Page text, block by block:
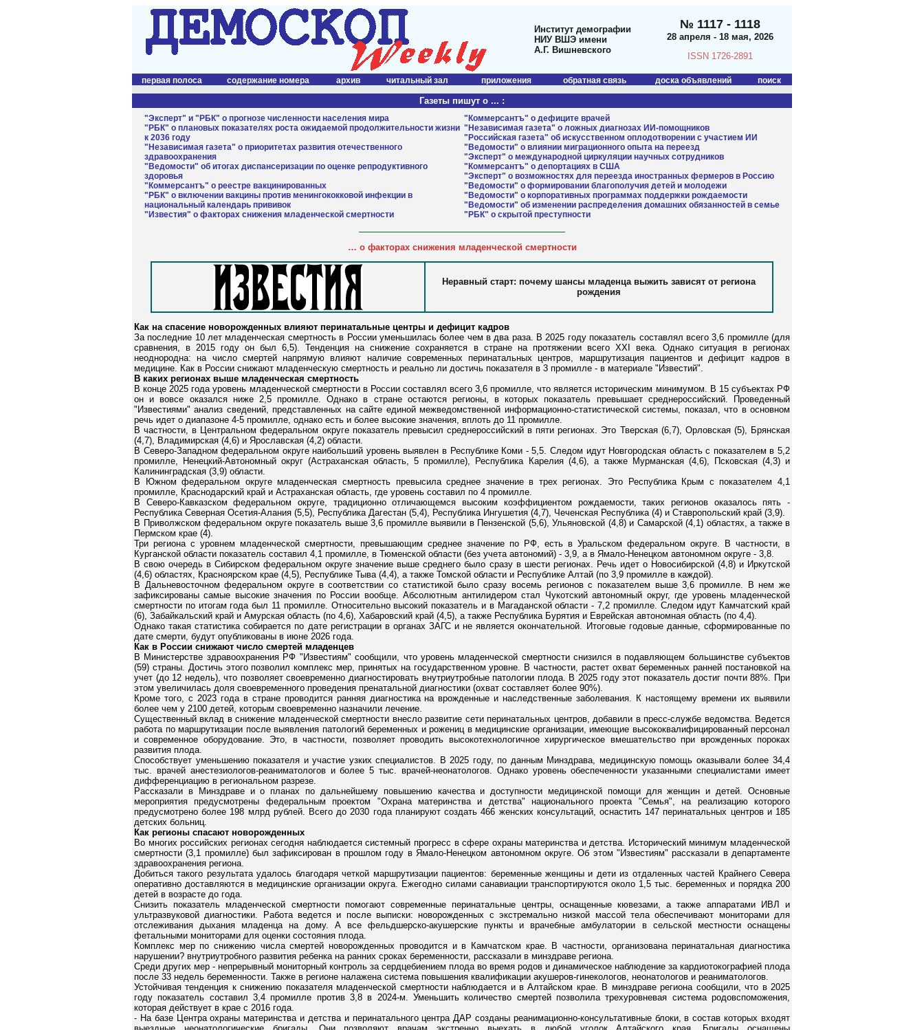
Институт демографии
НИУ ВШЭ имени
А.Г. Вишневского
№ 1117 - 1118
28 апреля - 18 мая, 2026
ISSN 1726-2891
первая полоса содержание номера архив читальный зал приложения обратная связь доска объявлений поиск
Газеты пишут о ... :
"Эксперт" и "РБК" о прогнозе численности населения мира
"РБК" о плановых показателях роста ожидаемой продолжительности жизни
к 2036 году
"Независимая газета" о приоритетах развития отечественного
здравоохранения
"Ведомости" об итогах диспансеризации по оценке репродуктивного
здоровья
"Коммерсантъ" о реестре вакцинированных
"РБК" о включении вакцины против менингококковой инфекции в
национальный календарь прививок
"Известия" о факторах снижения младенческой смертности
"Коммерсантъ" о дефиците врачей
"Независимая газета" о ложных диагнозах ИИ-помощников
"Российская газета" об искусственном оплодотворении с участием ИИ
"Ведомости" о влиянии миграционного опыта на переезд
"Эксперт" о международной циркуляции научных сотрудников
"Коммерсантъ" о депортациях в США
"Эксперт" о возможностях для переезда иностранных фермеров в Россию
"Ведомости" о формировании благополучия детей и молодежи
"Ведомости" о корпоративных программах поддержки рождаемости
"Ведомости" об изменении распределения домашних обязанностей в семье
"РБК" о скрытой преступности
… о факторах снижения младенческой смертности
Неравный старт: почему шансы младенца выжить зависят от региона
рождения
Как на спасение новорожденных влияют перинатальные центры и дефицит кадров
За последние 10 лет младенческая смертность в России уменьшилась более чем в два раза. В 2025 году показатель составлял всего 3,6 промилле (для
сравнения, в 2015 году он был 6,5). Тенденция на снижение сохраняется в стране на протяжении всего XXI века. Однако ситуация в регионах
неоднородна: на число смертей напрямую влияют наличие современных перинатальных центров, маршрутизация пациентов и дефицит кадров в
медицине. Как в России снижают младенческую смертность и реально ли достичь показателя в 3 промилле - в материале "Известий".
В каких регионах выше младенческая смертность
В конце 2025 года уровень младенческой смертности в России составлял всего 3,6 промилле, что является историческим минимумом. В 15 субъектах РФ
он и вовсе оказался ниже 2,5 промилле. Однако в стране остаются регионы, в которых показатель превышает среднероссийский. Проведенный
"Известиями" анализ сведений, представленных на сайте единой межведомственной информационно-статистической системы, показал, что в основном
речь идет о диапазоне 4-5 промилле, однако есть и более высокие значения, вплоть до 11 промилле.
В частности, в Центральном федеральном округе показатель превысил среднероссийский в пяти регионах. Это Тверская (6,7), Орловская (5), Брянская
(4,7), Владимирская (4,6) и Ярославская (4,2) области.
В Северо-Западном федеральном округе наибольший уровень выявлен в Республике Коми - 5,5. Следом идут Новгородская область с показателем в 5,2
промилле, Ненецкий-Автономный округ (Астраханская область, 5 промилле), Республика Карелия (4,6), а также Мурманская (4,6), Псковская (4,3) и
Калининградская (3,9) области.
В Южном федеральном округе младенческая смертность превысила среднее значение в трех регионах. Это Республика Крым с показателем 4,1
промилле, Краснодарский край и Астраханская область, где уровень составил по 4 промилле.
В Северо-Кавказском федеральном округе, традиционно отличающемся высоким коэффициентом рождаемости, таких регионов оказалось пять -
Республика Северная Осетия-Алания (5,5), Республика Дагестан (5,4), Республика Ингушетия (4,7), Чеченская Республика (4) и Ставропольский край (3,9).
В Приволжском федеральном округе показатель выше 3,6 промилле выявили в Пензенской (5,6), Ульяновской (4,8) и Самарской (4,1) областях, а также в
Пермском крае (4).
Три региона с уровнем младенческой смертности, превышающим среднее значение по РФ, есть в Уральском федеральном округе. В частности, в
Курганской области показатель составил 4,1 промилле, в Тюменской области (без учета автономий) - 3,9, а в Ямало-Ненецком автономном округе - 3,8.
В свою очередь в Сибирском федеральном округе значение выше среднего было сразу в шести регионах. Речь идет о Новосибирской (4,8) и Иркутской
(4,6) областях, Красноярском крае (4,5), Республике Тыва (4,4), а также Томской области и Республике Алтай (по 3,9 промилле в каждой).
В Дальневосточном федеральном округе в соответствии со статистикой было сразу восемь регионов с показателем выше 3,6 промилле. В нем же
зафиксированы самые высокие значения по России вообще. Абсолютным антилидером стал Чукотский автономный округ, где уровень младенческой
смертности по итогам года был 11 промилле. Относительно высокий показатель и в Магаданской области - 7,2 промилле. Следом идут Камчатский край
(6), Забайкальский край и Амурская область (по 4,6), Хабаровский край (4,5), а также Республика Бурятия и Еврейская автономная область (по 4,4).
Однако такая статистика собирается по дате регистрации в органах ЗАГС и не является окончательной. Итоговые годовые данные, сформированные по
дате смерти, будут опубликованы в июне 2026 года.
Как в России снижают число смертей младенцев
В Министерстве здравоохранения РФ "Известиям" сообщили, что уровень младенческой смертности снизился в подавляющем большинстве субъектов
(59) страны. Достичь этого позволил комплекс мер, принятых на государственном уровне. В частности, растет охват беременных ранней постановкой на
учет (до 12 недель), что позволяет своевременно диагностировать внутриутробные патологии плода. В 2025 году этот показатель достиг почти 88%. При
этом увеличилась доля своевременного проведения пренатальной диагностики (охват составляет более 90%).
Кроме того, с 2023 года в стране проводится ранняя диагностика на врожденные и наследственные заболевания. К настоящему времени их выявили
более чем у 2100 детей, которым своевременно назначили лечение.
Существенный вклад в снижение младенческой смертности внесло развитие сети перинатальных центров, добавили в пресс-службе ведомства. Ведется
работа по маршрутизации после выявления патологий беременных и рожениц в медицинские организации, имеющие высококвалифицированный персонал
и современное оборудование. Это, в частности, позволяет проводить высокотехнологичное хирургическое вмешательство при врожденных пороках
развития плода.
Способствует уменьшению показателя и участие узких специалистов. В 2025 году, по данным Минздрава, медицинскую помощь оказывали более 34,4
тыс. врачей анестезиологов-реаниматологов и более 5 тыс. врачей-неонатологов. Однако уровень обеспеченности указанными специалистами имеет
дифференциацию в региональном разрезе.
Рассказали в Минздраве и о планах по дальнейшему повышению качества и доступности медицинской помощи для женщин и детей. Основные
мероприятия предусмотрены федеральным проектом "Охрана материнства и детства" национального проекта "Семья", на реализацию которого
предусмотрено более 198 млрд рублей. Всего до 2030 года планируют создать 466 женских консультаций, оснастить 147 перинатальных центров и 185
детских больниц.
Как регионы спасают новорожденных
Во многих российских регионах сегодня наблюдается системный прогресс в сфере охраны материнства и детства. Исторический минимум младенческой
смертности (3,1 промилле) был зафиксирован в прошлом году в Ямало-Ненецком автономном округе. Об этом "Известиям" рассказали в департаменте
здравоохранения региона.
Добиться такого результата удалось благодаря четкой маршрутизации пациентов: беременные женщины и дети из отдаленных частей Крайнего Севера
оперативно доставляются в медицинские организации округа. Ежегодно силами санавиации транспортируются около 1,5 тыс. беременных и порядка 200
детей в возрасте до года.
Снизить показатель младенческой смертности помогают современные перинатальные центры, оснащенные кювезами, а также аппаратами ИВЛ и
ультразвуковой диагностики. Работа ведется и после выписки: новорожденных с экстремально низкой массой тела обеспечивают мониторами для
отслеживания дыхания младенца на дому. А все фельдшерско-акушерские пункты и врачебные амбулатории в сельской местности оснащены
фетальными мониторами для оценки состояния плода.
Комплекс мер по снижению числа смертей новорожденных проводится и в Камчатском крае. В частности, организована перинатальная диагностика
нарушении? внутриутробного развития ребенка на ранних сроках беременности, рассказали в минздраве региона.
Среди других мер - непрерывный мониторный контроль за сердцебиением плода во время родов и динамическое наблюдение за кардиотокографией плода
после 33 недель беременности. Также в регионе налажена система повышения квалификации акушеров-гинекологов, неонатологов и реаниматологов.
Устойчивая тенденция к снижению показателя младенческой смертности наблюдается и в Алтайском крае. В минздраве региона сообщили, что в 2025
году показатель составил 3,4 промилле против 3,8 в 2024-м. Уменьшить количество смертей позволила трехуровневая система родовспоможения,
которая действует в крае с 2016 года.
- На базе Центра охраны материнства и детства и перинатального центра ДАР созданы реанимационно-консультативные блоки, в состав которых входят